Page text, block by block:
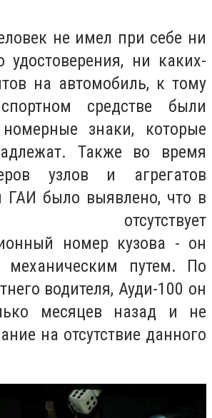
не имел при себе ни
удостоверения, ни каких-
на автомобиль, к тому
средстве были
знаки, которые
Также во время
узлов и агрегатов
ГАИ было выявлено, что в
отсутствует
номер кузова - он
путем. По
водителя, Ауди-100 он
месяцев назад и не
на отсутствие данного